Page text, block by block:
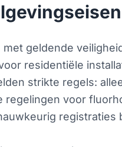
geldende
residentiële
strikte regels:
voor
registraties